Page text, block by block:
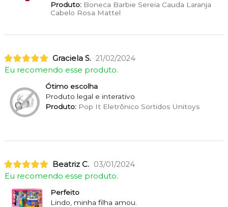
Produto:Boneca Barbie Sereia Cauda Laranja
Cabelo Rosa Mattel
Graciela S. 21/02/2024
Eu recomendo esse produto.
Ótimo escolha
Produto legal e interativo
Produto:Pop It Eletrônico Sortidos Unitoys
Beatriz C. 03/01/2024
Eu recomendo esse produto.
Perfeito
Lindo, minha filha amou.